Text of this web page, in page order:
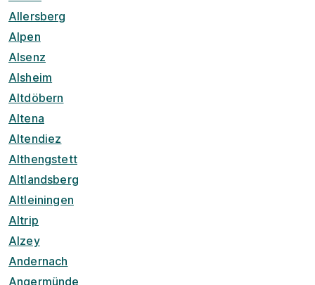
Allersberg
Alpen
Alsenz
Alsheim
Altdöbern
Altena
Altendiez
Althengstett
Altlandsberg
Altleiningen
Altrip
Alzey
Andernach
Angermünde